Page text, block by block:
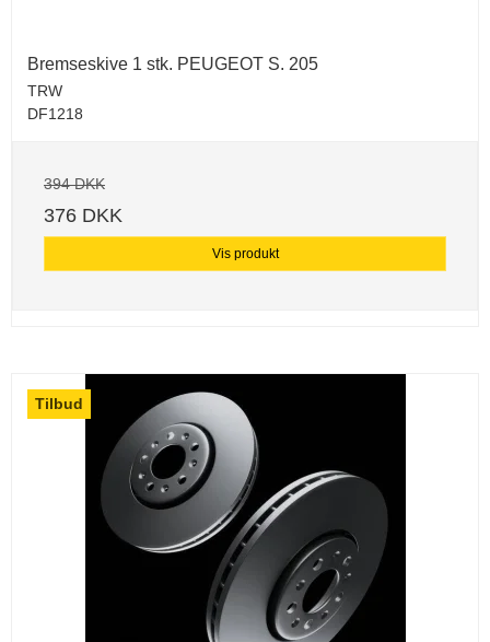
Bremseskive 1 stk. PEUGEOT S. 205
TRW
DF1218
394 DKK
376 DKK
Vis produkt
Tilbud